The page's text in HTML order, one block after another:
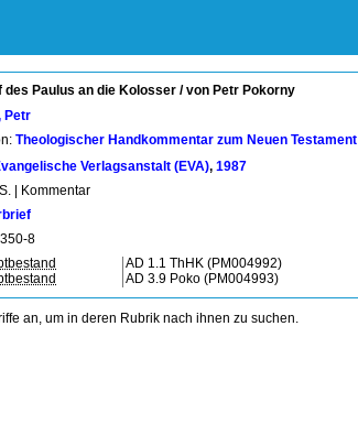
des Paulus an die Kolosser / von Petr Pokorny
Petr
Theologischer Handkommentar zum Neuen Testament
Verlagsanstalt (EVA), 1987
| Kommentar
8
AD 1.1 ThHK (PM004992)
AD 3.9 Poko (PM004993)
an, um in deren Rubrik nach ihnen zu suchen.